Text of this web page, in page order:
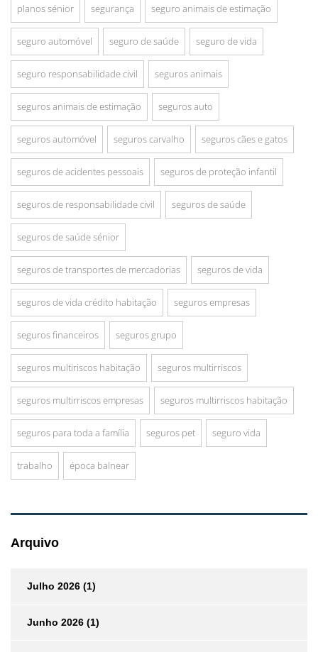
planos sénior segurança seguro animais de estimação
seguro automóvel seguro de saúde seguro de vida
seguro responsabilidade civil seguros animais
seguros animais de estimação seguros auto
seguros automóvel seguros carvalho seguros cães e gatos
seguros de acidentes pessoais seguros de proteção infantil
seguros de responsabilidade civil seguros de saúde
seguros de saúde sénior
seguros de transportes de mercadorias seguros de vida
seguros de vida crédito habitação seguros empresas
seguros financeiros seguros grupo
seguros multiriscos habitação seguros multirriscos
seguros multirriscos empresas seguros multirriscos habitação
seguros para toda a família seguros pet seguro vida
trabalho época balnear
Arquivo
Julho 2026 (1)
Junho 2026 (1)